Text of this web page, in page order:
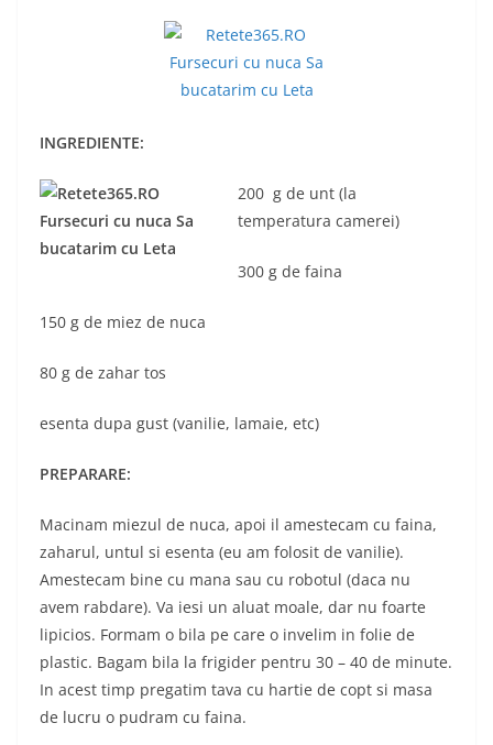
INGREDIENTE:
200 g de unt (la
temperatura camerei)
300 g de faina
150 g de miez de nuca
80 g de zahar tos
esenta dupa gust (vanilie, lamaie, etc)
PREPARARE:
Macinam miezul de nuca, apoi il amestecam cu faina,
zaharul, untul si esenta (eu am folosit de vanilie).
Amestecam bine cu mana sau cu robotul (daca nu
avem rabdare). Va iesi un aluat moale, dar nu foarte
lipicios. Formam o bila pe care o invelim in folie de
plastic. Bagam bila la frigider pentru 30 – 40 de minute.
In acest timp pregatim tava cu hartie de copt si masa
de lucru o pudram cu faina.